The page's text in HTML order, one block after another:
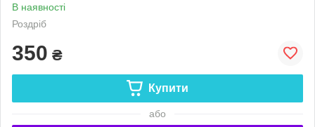
В наявності
Роздріб
350 ₴
Купити
або